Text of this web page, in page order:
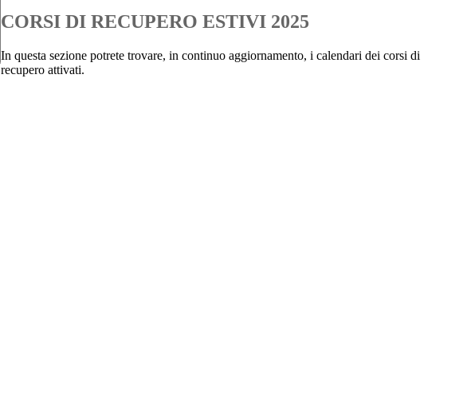
CORSI DI RECUPERO ESTIVI 2025
In questa sezione potrete trovare, in continuo aggiornamento, i calendari dei corsi di
recupero attivati.